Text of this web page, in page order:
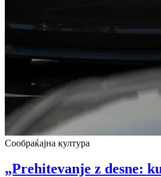
Сообраќајна култура
„Prehitevanje z desne: